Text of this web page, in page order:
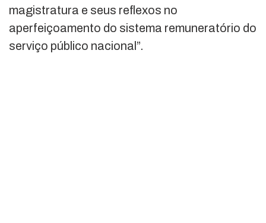
magistratura e seus reflexos no
aperfeiçoamento do sistema remuneratório do
serviço público nacional”.